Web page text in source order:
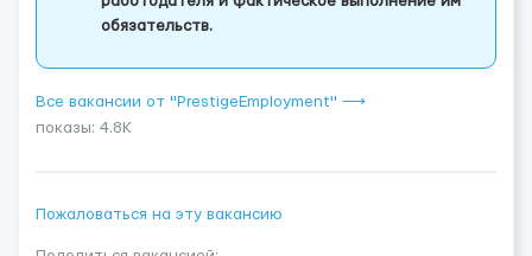
обязательств.
Все вакансии от "PrestigeEmployment" ⟶
показы: 4.8K
Пожаловаться на эту вакансию